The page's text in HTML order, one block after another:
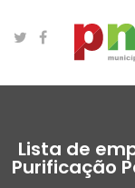
Lista de
Purificação